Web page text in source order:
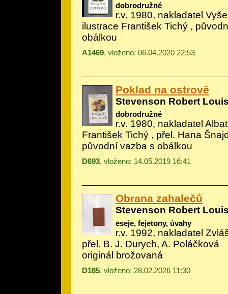
dobrodružné
r.v. 1980, nakladatel
ilustrace František Tichý ,
obálkou
A1469, vloženo: 06.04.2020 22:53
Poklad na ostrově
Stevenson Robert
dobrodružné
r.v. 1980, nakladatel
František Tichý , přel. Hana
původní vazba s obálkou
D693, vloženo: 14.05.2019 16:41
Obrana zahalečů
Stevenson Robert
eseje, fejetony, úvahy
r.v. 1992, nakladatel
přel. B. J. Durych, A. Poláčková
originál brožovaná
D185, vloženo: 28.02.2026 11:30